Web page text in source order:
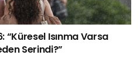
“Küresel Isınma Varsa
Serindi?”